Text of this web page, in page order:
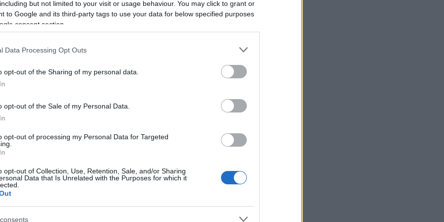
but not limited to your visit or usage behaviour. You may click to grant or
to Google and its third-party tags to use your data for below specified purposes
consent section.
Data Processing Opt Outs
opt-out of the Sharing of my personal data.
opt-out of the Sale of my Personal Data.
opt-out of processing my Personal Data for Targeted
opt-out of Collection, Use, Retention, Sale, and/or Sharing
Data that Is Unrelated with the Purposes for which it
φαίνεται ακόμα πιο βαρύ